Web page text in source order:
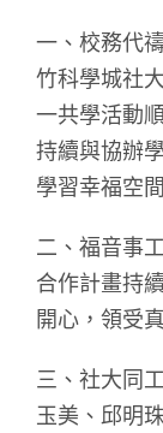
一、校務代
竹科學城社
一共學活動
持續與協辦
學習幸福空
二、福音事
合作計畫持
開心，領受
三、社大同
玉美、邱明